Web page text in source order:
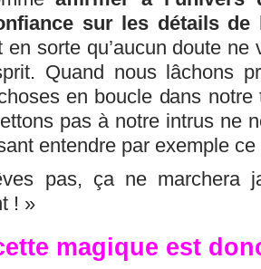
sur les détails de
en sorte qu’aucun doute ne
Quand nous lâchons
en boucle dans
pas à notre intrus ne
entendre par exemple
pas, ça ne marchera
! »
magique est